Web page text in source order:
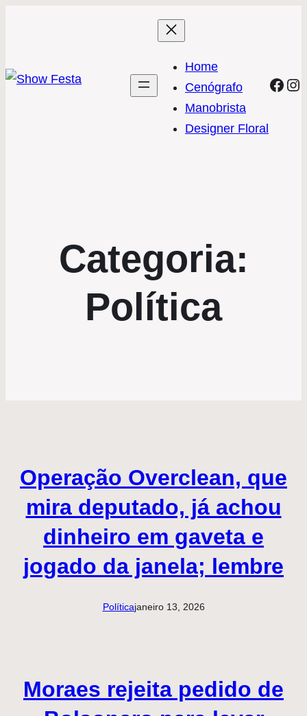
Home
Cenógrafo
Manobrista
Designer Floral
Categoria:
Política
Operação Overclean, que
mira deputado, já achou
dinheiro em gaveta e
jogado da janela; lembre
Políticajaneiro 13, 2026
Moraes rejeita pedido de